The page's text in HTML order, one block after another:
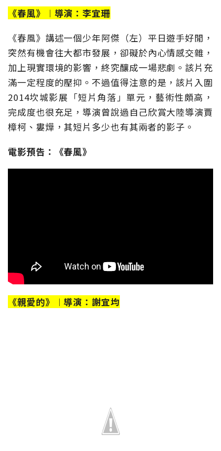
《春風》︱導演：李宜珊
《春風》講述一個少年阿傑（左）平日遊手好閒，
突然有機會往大都市發展，卻礙於內心情感交雜，
加上現實環境的影響，終究釀成一場悲劇。該片充
滿一定程度的壓抑。不過值得注意的是，該片入圍
2014坎城影展「短片角落」單元，藝術性頗高，
完成度也很充足，導演曾說過自己欣賞大陸導演賈
樟柯、婁燁，其短片多少也有其兩者的影子。
電影預告：《春風》
《親愛的》︱導演：謝宜均